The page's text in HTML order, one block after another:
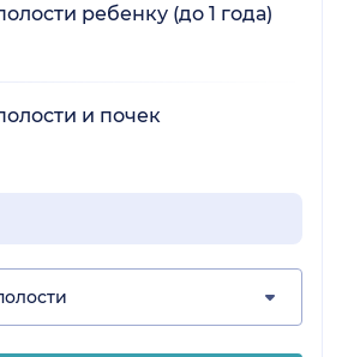
ребенку (до 1 года)
и почек